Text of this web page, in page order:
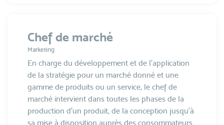
Chef de marché
Marketing
En charge du développement et de l’application
de la stratégie pour un marché donné et une
gamme de produits ou un service, le chef de
marché intervient dans toutes les phases de la
production d’un produit, de la conception jusqu’à
sa mise à disposition auprès des consommateurs.